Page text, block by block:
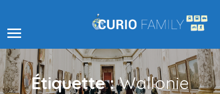
Étiquette :Wallonie